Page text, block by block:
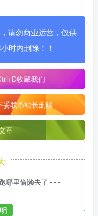
请勿商业运营，仅供
时内删除！！
收藏我们
妥联系站长删除
章
哪里偷懒去了~~~